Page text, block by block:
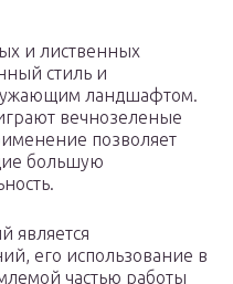
и лиственных
стиль и
ландшафтом.
вечнозеленые
позволяет
большую
является
его использование в
частью работы